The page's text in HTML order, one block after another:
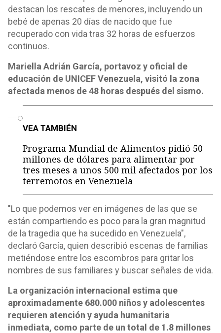
destacan los rescates de menores, incluyendo un
bebé de apenas 20 días de nacido que fue
recuperado con vida tras 32 horas de esfuerzos
continuos.
Mariella Adrián García, portavoz y oficial de
educación de UNICEF Venezuela, visitó la zona
afectada menos de 48 horas después del sismo.
VEA TAMBIÉN
Programa Mundial de Alimentos pidió 50
millones de dólares para alimentar por
tres meses a unos 500 mil afectados por los
terremotos en Venezuela
"Lo que podemos ver en imágenes de las que se
están compartiendo es poco para la gran magnitud
de la tragedia que ha sucedido en Venezuela",
declaró García, quien describió escenas de familias
metiéndose entre los escombros para gritar los
nombres de sus familiares y buscar señales de vida.
La organización internacional estima que
aproximadamente 680.000 niños y adolescentes
requieren atención y ayuda humanitaria
inmediata, como parte de un total de 1.8 millones